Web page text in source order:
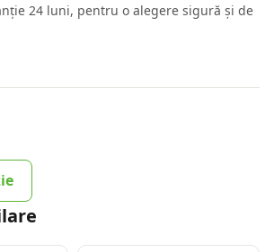
24 luni, pentru o alegere sigură și de